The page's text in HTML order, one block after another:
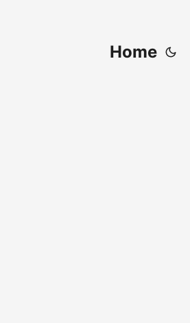
Home